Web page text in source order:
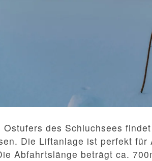
Ostufers des Schluchsees
Die Liftanlage ist perfekt
Abfahrtslänge beträgt ca.